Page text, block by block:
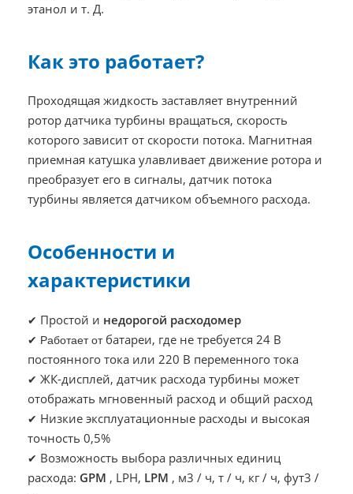
этанол и т. Д.
Как это работает?
Проходящая жидкость заставляет внутренний
ротор датчика турбины вращаться, скорость
которого зависит от скорости потока. Магнитная
приемная катушка улавливает движение ротора и
преобразует его в сигналы, датчик потока
турбины является датчиком объемного расхода.
Особенности и
характеристики
✔ Простой и недорогой расходомер
✔ Работает отбатареи, где не требуется 24 В
постоянного тока или 220 В переменного тока
✔ ЖК-дисплей, датчик расхода турбины может
отображать мгновенный расход и общий расход
✔ Низкие эксплуатационные расходы и высокая
точность 0,5%
✔ Возможность выбора различных единиц
расхода: GPM , LPH, LPM , м3 / ч, т / ч, кг / ч, фут3 /